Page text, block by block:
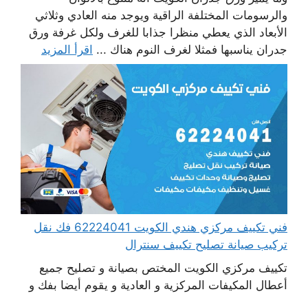
والرسومات المختلفة الراقية ويوجد منه العادي وثلاثي
الأبعاد الذي يعطي منظرا جذابا للغرف ولكل غرفة ورق
جدران يناسبها فمثلا لغرف النوم هناك ... اقرأ المزيد
فني تكييف مركزي هندي الكويت 62224041 فك نقل
تركيب صيانة تصليح تكييف سنترال
تكييف مركزي الكويت المختص بصيانة و تصليح جميع
أعطال المكيفات المركزية و العادية و يقوم أيضا بفك و